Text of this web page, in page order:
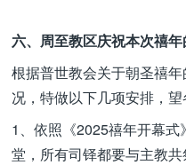
六、周至教区庆祝本次禧年
根据普世教会关于朝圣禧
况，特做以下几项安排，
1、依照《2025禧年开幕式
堂，所有司铎都要与主教